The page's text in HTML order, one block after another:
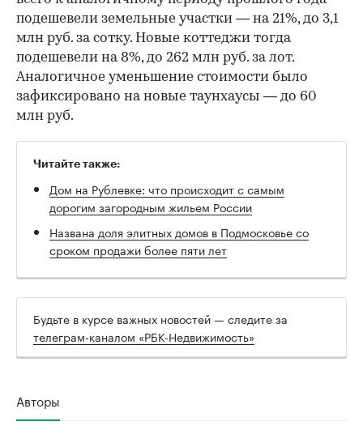
подешевели земельные участки — на 21%, до 3,1
млн руб. за сотку. Новые коттеджи тогда
подешевели на 8%, до 262 млн руб. за лот.
Аналогичное уменьшение стоимости было
зафиксировано на новые таунхаусы — до 60
млн руб.
Читайте также:
Дом на Рублевке: что происходит с самым
дорогим загородным жильем России
Названа доля элитных домов в Подмосковье со
сроком продажи более пяти лет
Будьте в курсе важных новостей — следите за
телеграм-каналом «РБК-Недвижимость»
Авторы